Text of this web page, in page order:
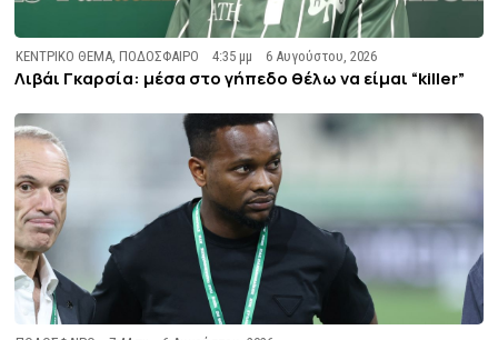
ΚΕΝΤΡΙΚΟ ΘΕΜΑ,ΠΟΔΟΣΦΑΙΡΟ 4:35 μμ 6 Αυγούστου, 2026
Λιβάι Γκαρσία: μέσα στο γήπεδο θέλω να είμαι “killer”